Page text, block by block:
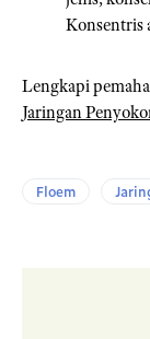
Konsentris
Lengkapi
Jaringan
Floem